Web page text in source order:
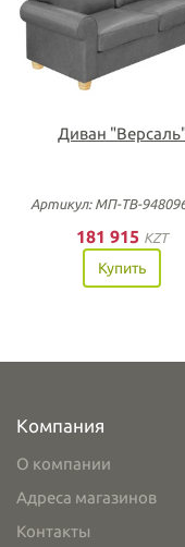
Диван
Артикул: МП-ТВ-
181 915 KZT
Купить
Компания
О компании
Адреса магазинов
Контакты